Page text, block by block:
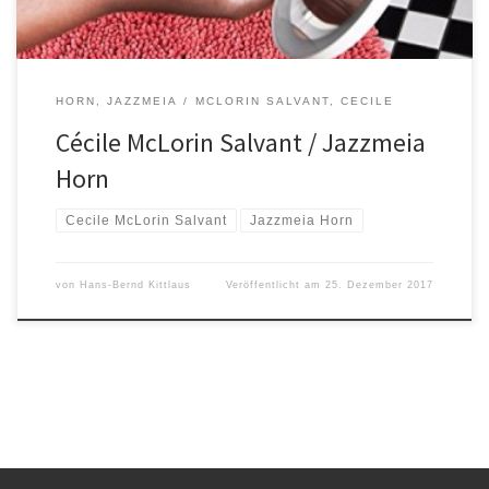
HORN, JAZZMEIA MCLORIN SALVANT, CECILE
Cécile McLorin Salvant / Jazzmeia
Horn
Cecile McLorin Salvant Jazzmeia Horn
von Hans-Bernd Kittlaus Veröffentlicht am25. Dezember 2017